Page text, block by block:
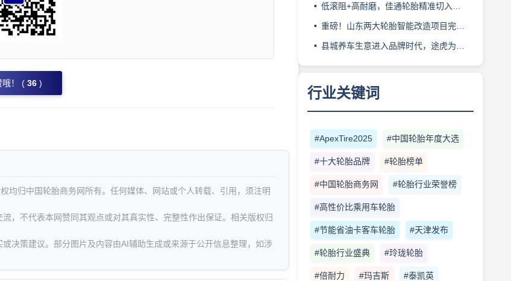
哦！ ( 36 )
均归中国轮胎商务网所有。任何媒体、网站或个人转载、引用，须注明
，不代表本网赞同其观点或对其真实性、完整性作出保证。相关版权归
决策建议。部分图片及内容由AI辅助生成或来源于公开信息整理，如涉
低滚阻+高耐磨，佳通轮胎精准切入新能源轻卡赛道
重磅！山东两大轮胎智能改造项目完成备案
县城养车生意进入品牌时代，途虎为何此时加码“万镇万店”？
行业关键词
#ApexTire2025 #中国轮胎年度大选
#十大轮胎品牌 #轮胎榜单
#中国轮胎商务网 #轮胎行业荣誉榜
#高性价比乘用车轮胎
#节能省油卡客车轮胎 #天津发布
#轮胎行业盛典 #玲珑轮胎
#倍耐力 #玛吉斯 #泰凯英